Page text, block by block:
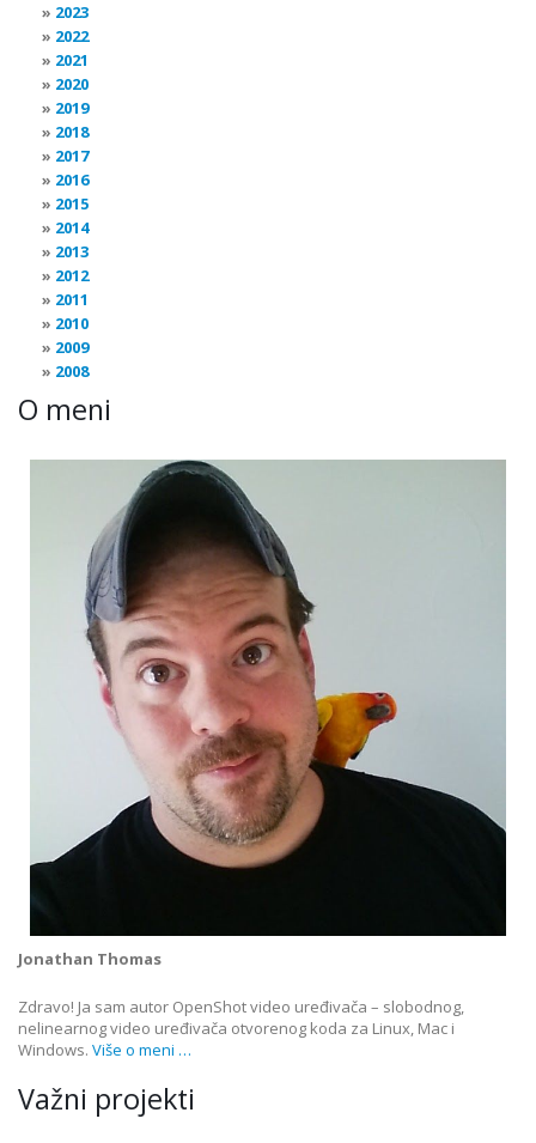
2023
2022
2021
2020
2019
2018
2017
2016
2015
2014
2013
2012
2011
2010
2009
2008
O meni
Jonathan Thomas
Zdravo! Ja sam autor OpenShot video uređivača – slobodnog,
nelinearnog video uređivača otvorenog koda za Linux, Mac i
Windows. Više o meni …
Važni projekti